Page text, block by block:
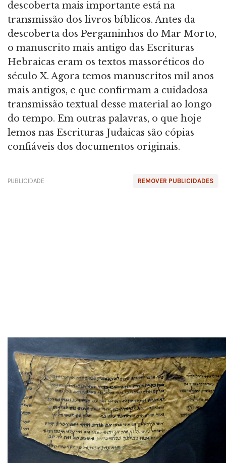
descoberta mais importante está na
transmissão dos livros bíblicos. Antes da
descoberta dos Pergaminhos do Mar Morto,
o manuscrito mais antigo das Escrituras
Hebraicas eram os textos massoréticos do
século X. Agora temos manuscritos mil anos
mais antigos, e que confirmam a cuidadosa
transmissão textual desse material ao longo
do tempo. Em outras palavras, o que hoje
lemos nas Escrituras Judaicas são cópias
confiáveis dos documentos originais.
REMOVER PUBLICIDADES
PUBLICIDADE